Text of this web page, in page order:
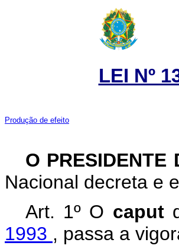
LEI Nº
Produção de efeito
O
Nacional decreta e
Art. 1º O caput
1993 , passa a